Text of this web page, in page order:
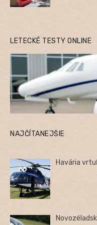
LETECKÉ TESTY ONLINE
NAJČÍTANEJŠIE
Havária